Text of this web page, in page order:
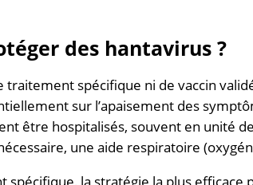
des hantavirus ?
traitement spécifique ni de vaccin
sur l’apaisement des
être hospitalisés, souvent en unité
une aide respiratoire
spécifique, la stratégie la plus